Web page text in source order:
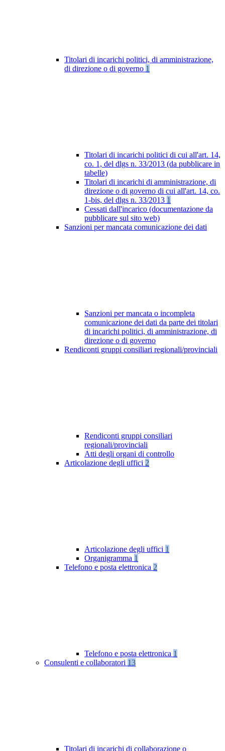
Titolari di incarichi politici, di amministrazione,
di direzione o di governo 1
Titolari di incarichi politici di cui all'art. 14,
co. 1, del dlgs n. 33/2013 (da pubblicare in
tabelle)
Titolari di incarichi di amministrazione, di
direzione o di governo di cui all'art. 14, co.
1-bis, del dlgs n. 33/2013 1
Cessati dall'incarico (documentazione da
pubblicare sul sito web)
Sanzioni per mancata comunicazione dei dati
Sanzioni per mancata o incompleta
comunicazione dei dati da parte dei titolari
di incarichi politici, di amministrazione, di
direzione o di governo
Rendiconti gruppi consiliari regionali/provinciali
Rendiconti gruppi consiliari
regionali/provinciali
Atti degli organi di controllo
Articolazione degli uffici 2
Articolazione degli uffici 1
Organigramma 1
Telefono e posta elettronica 2
Telefono e posta elettronica 1
Consulenti e collaboratori 13
Titolari di incarichi di collaborazione o